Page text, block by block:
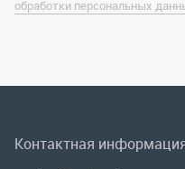
marina@uralrsmiass.ru